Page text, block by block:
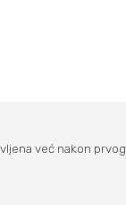
već nakon prvog